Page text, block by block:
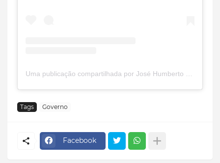
Tags Governo
Facebook